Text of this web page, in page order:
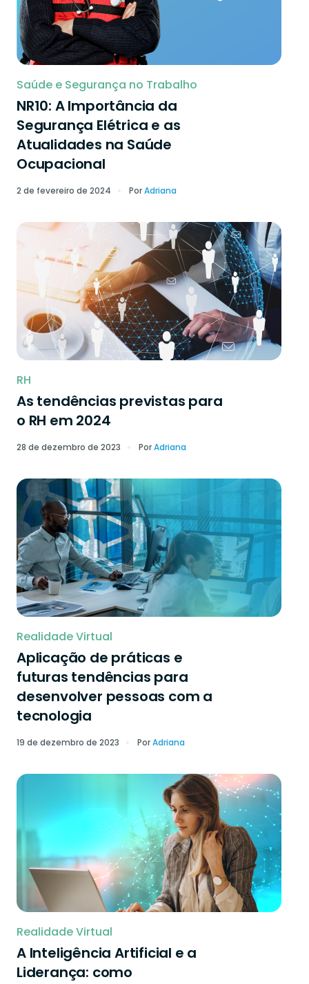
Saúde e Segurança no Trabalho
NR10: A Importância da
Segurança Elétrica e as
Atualidades na Saúde
Ocupacional
2 de fevereiro de 2024 PorAdriana
RH
As tendências previstas para
o RH em 2024
28 de dezembro de 2023 PorAdriana
Realidade Virtual
Aplicação de práticas e
futuras tendências para
desenvolver pessoas com a
tecnologia
19 de dezembro de 2023 PorAdriana
Realidade Virtual
A Inteligência Artificial e a
Liderança: como